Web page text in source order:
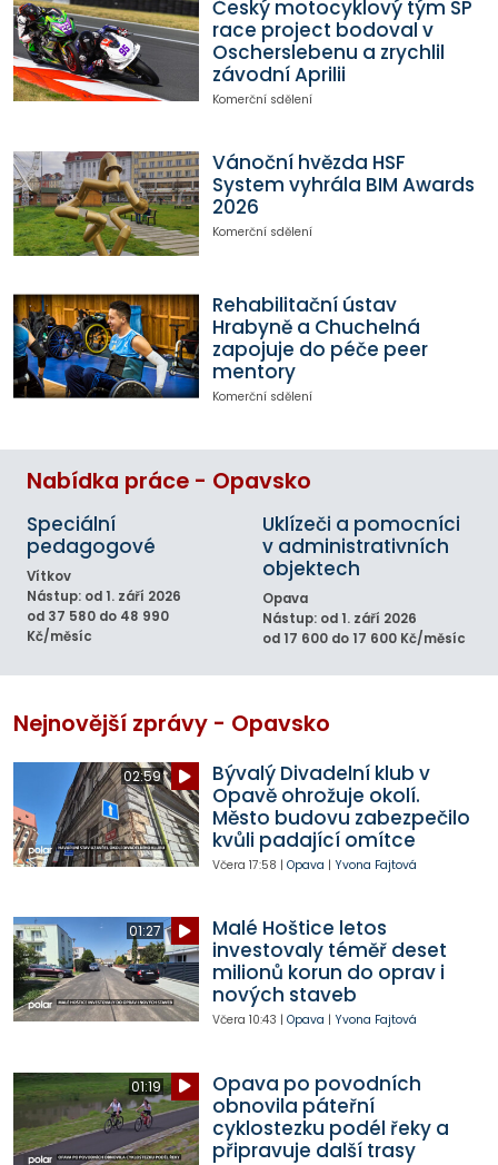
Český motocyklový tým SP
race project bodoval v
Oscherslebenu a zrychlil
závodní Aprilii
Komerční sdělení
Vánoční hvězda HSF
System vyhrála BIM Awards
2026
Komerční sdělení
Rehabilitační ústav
Hrabyně a Chuchelná
zapojuje do péče peer
mentory
Komerční sdělení
Nabídka práce - Opavsko
Speciální
pedagogové
Vítkov
Nástup: od 1. září 2026
od 37 580 do 48 990
Kč/měsíc
Uklízeči a pomocníci
v administrativních
objektech
Opava
Nástup: od 1. září 2026
od 17 600 do 17 600 Kč/měsíc
Nejnovější zprávy - Opavsko
02:59
Bývalý Divadelní klub v
Opavě ohrožuje okolí.
Město budovu zabezpečilo
kvůli padající omítce
Včera 17:58 | Opava | Yvona Fajtová
01:27
Malé Hoštice letos
investovaly téměř deset
milionů korun do oprav i
nových staveb
Včera 10:43 | Opava | Yvona Fajtová
01:19
Opava po povodních
obnovila páteřní
cyklostezku podél řeky a
připravuje další trasy